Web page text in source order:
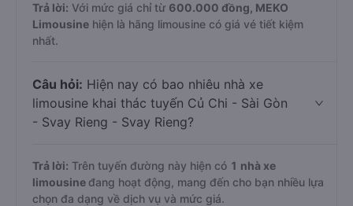
Trả lời: Với mức giá chỉ từ 600.000 đồng, MEKO
Limousine hiện là hãng limousine có giá vé tiết kiệm
nhất.
Câu hỏi: Hiện nay có bao nhiêu nhà xe
limousine khai thác tuyến Củ Chi - Sài Gòn
- Svay Rieng - Svay Rieng?
Trả lời: Trên tuyến đường này hiện có 1 nhà xe
limousine đang hoạt động, mang đến cho bạn nhiều lựa
chọn đa dạng về dịch vụ và mức giá.